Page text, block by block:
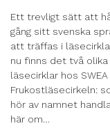
Ett trevligt sätt att
gång sitt svenska
att träffas i
nu finns det två olika
läsecirklar hos
Frukostläsecirkeln:
hör av namnet
här om…